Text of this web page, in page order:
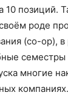
10 позиций.
роде
(co-op),
многие
компаниях.